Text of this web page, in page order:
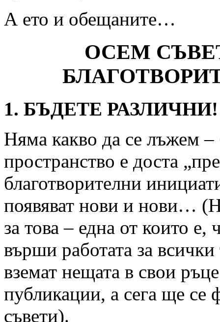
А ето и обещаните…
ОСЕМ
1. БЪДЕТЕ РАЗЛИЧНИ!
Няма какво да се лъжем –
пространство е доста
благотворителни
появяват нови и нови…
за това – една от които
върши работата за
вземат нещата в свои
публикации, а сега ще се
съвети).